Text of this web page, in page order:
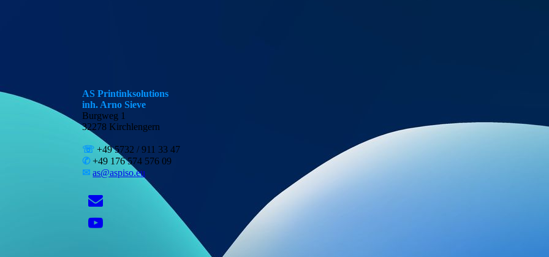
AS Printinksolutions
inh. Arno Sieve
Burgweg 1
32278 Kirchlengern
☏ +49 5732 / 911 33 47
✆ +49 176 574 576 09
✉ as@aspiso.eu